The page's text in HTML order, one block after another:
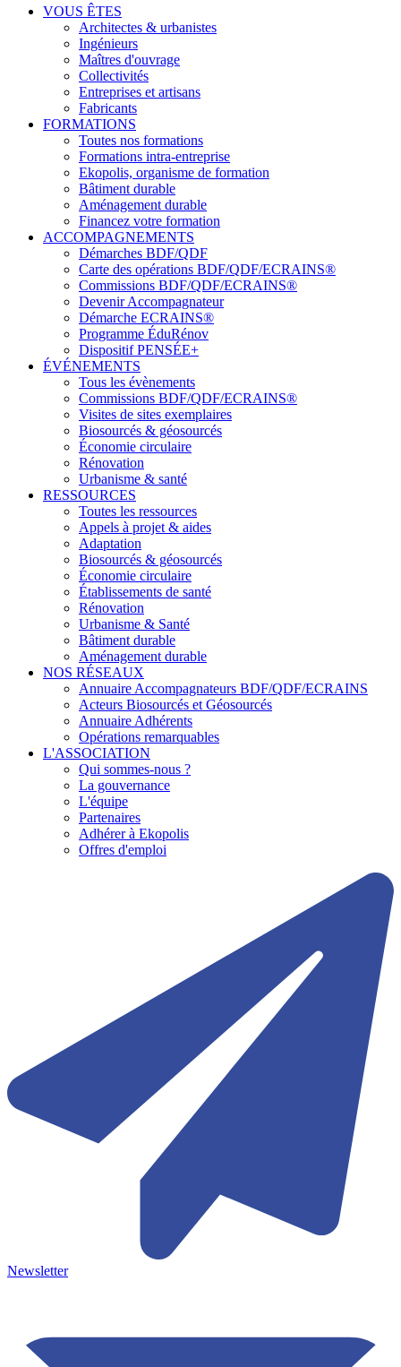
VOUS ÊTES
Architectes & urbanistes
Ingénieurs
Maîtres d'ouvrage
Collectivités
Entreprises et artisans
Fabricants
FORMATIONS
Toutes nos formations
Formations intra-entreprise
Ekopolis, organisme de formation
Bâtiment durable
Aménagement durable
Financez votre formation
ACCOMPAGNEMENTS
Démarches BDF/QDF
Carte des opérations BDF/QDF/ECRAINS®
Commissions BDF/QDF/ECRAINS®
Devenir Accompagnateur
Démarche ECRAINS®
Programme ÉduRénov
Dispositif PENSÉE+
ÉVÉNEMENTS
Tous les évènements
Commissions BDF/QDF/ECRAINS®
Visites de sites exemplaires
Biosourcés & géosourcés
Économie circulaire
Rénovation
Urbanisme & santé
RESSOURCES
Toutes les ressources
Appels à projet & aides
Adaptation
Biosourcés & géosourcés
Économie circulaire
Établissements de santé
Rénovation
Urbanisme & Santé
Bâtiment durable
Aménagement durable
NOS RÉSEAUX
Annuaire Accompagnateurs BDF/QDF/ECRAINS
Acteurs Biosourcés et Géosourcés
Annuaire Adhérents
Opérations remarquables
L'ASSOCIATION
Qui sommes-nous ?
La gouvernance
L'équipe
Partenaires
Adhérer à Ekopolis
Offres d'emploi
Newsletter